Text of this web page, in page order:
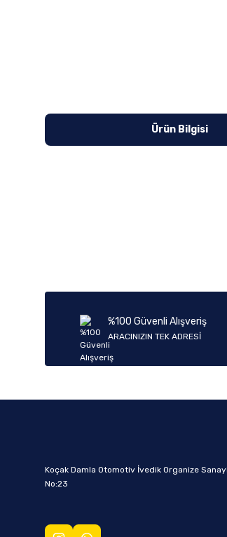
Ürün Bilgisi
%100 Güvenli Alışveriş
ARACINIZIN TEK ADRESİ
Koçak Damla Otomotiv İvedik Organize
No:23